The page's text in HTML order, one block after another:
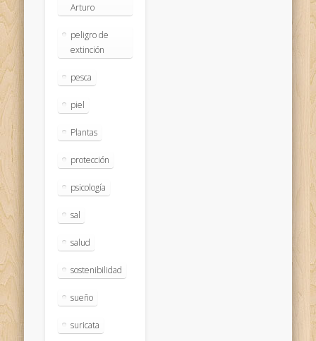
Arturo
peligro de
extinción
pesca
piel
Plantas
protección
psicología
sal
salud
sostenibilidad
sueño
suricata